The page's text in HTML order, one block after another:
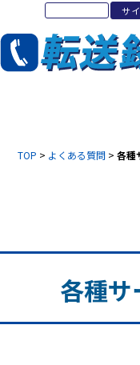
TOP > よくある質問 >各種
各種サ